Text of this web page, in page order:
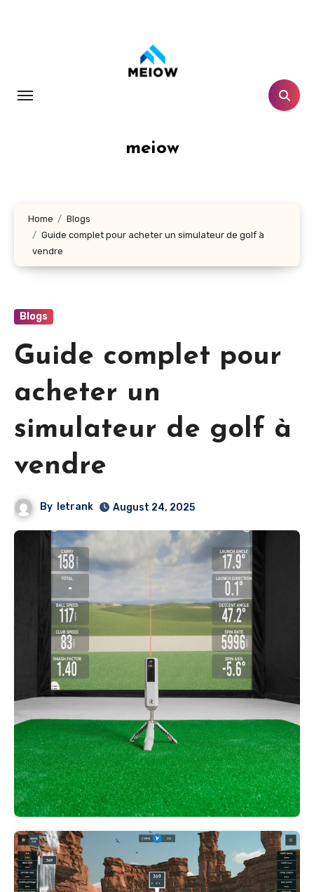
meiow
Home
Blogs
Guide complet pour acheter un simulateur de golf à
vendre
Blogs
Guide complet pour
acheter un
simulateur de golf à
vendre
By letrank August 24, 2025